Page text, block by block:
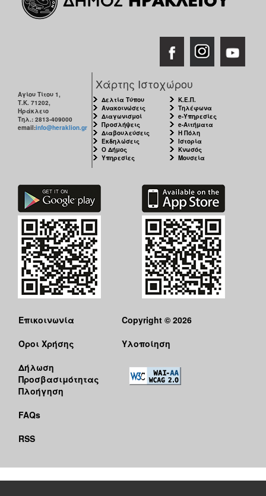
Αγίου Τίτου 1,
Τ.Κ. 71202,
Ηράκλειο
Τηλ.: 2813-409000
email:info@heraklion.gr
Χάρτης Ιστοχώρου
Δελτία Τύπου
Ανακοινώσεις
Διαγωνισμοί
Προσλήψεις
Διαβουλεύσεις
Εκδηλώσεις
Ο Δήμος
Υπηρεσίες
Κ.Ε.Π.
Τηλέφωνα
e-Υπηρεσίες
e-Αιτήματα
Η Πόλη
Ιστορία
Κνωσός
Μουσεία
Επικοινωνία
Όροι Χρήσης
Δήλωση
Προσβασιμότητας
Πλοήγηση
FAQs
RSS
Copyright © 2026
Υλοποίηση